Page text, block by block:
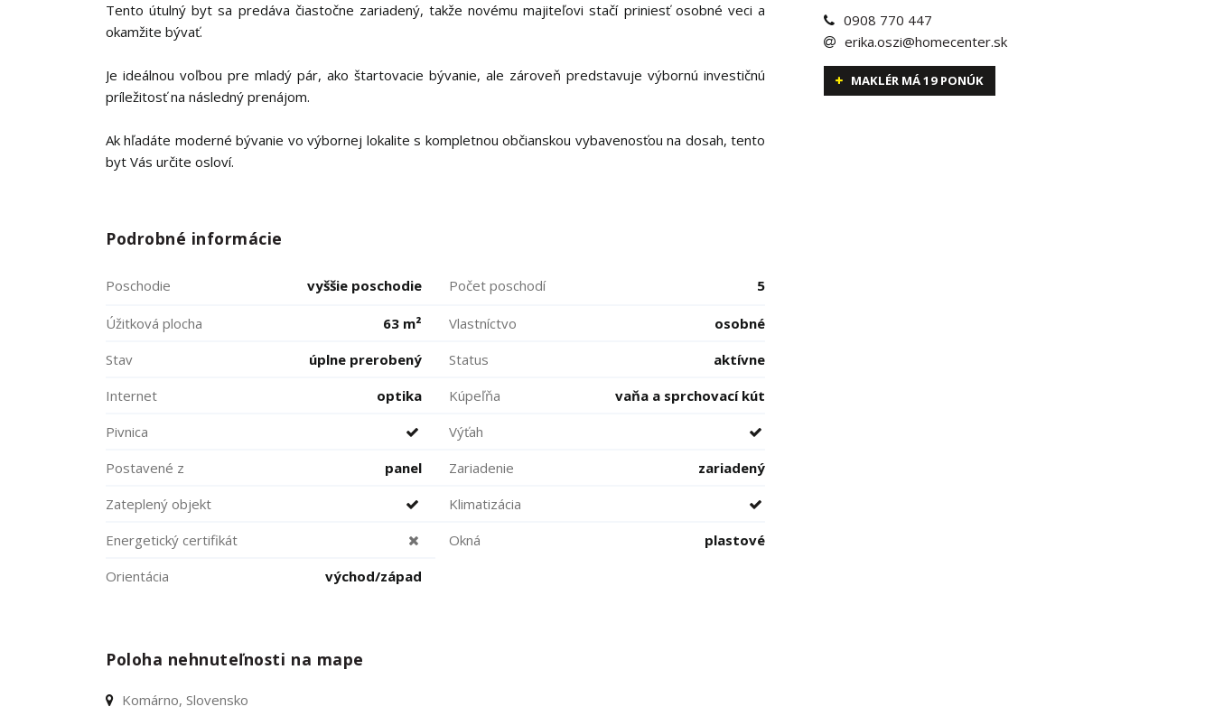
Tento útulný byt sa predáva čiastočne zariadený, takže novému majiteľovi stačí priniesť osobné veci a
okamžite bývať.
Je ideálnou voľbou pre mladý pár, ako štartovacie bývanie, ale zároveň predstavuje výbornú investičnú
príležitosť na následný prenájom.
Ak hľadáte moderné bývanie vo výbornej lokalite s kompletnou občianskou vybavenosťou na dosah, tento
byt Vás určite osloví.
Podrobné informácie
Poschodie vyššie poschodie Počet poschodí 5
Úžitková plocha 63 m² Vlastníctvo
osobné
Stav
úplne prerobený Status
aktívne
Internet
optika Kúpeľňa
vaňa a sprchovací kút
Pivnica
Výťah
Postavené z
panel Zariadenie
zariadený
Zateplený objekt
Klimatizácia
Energetický certifikát
Okná
plastové
Orientácia
východ/západ
Poloha nehnuteľnosti na mape
Komárno, Slovensko
0908 770 447
erika.oszi@homecenter.sk
MAKLÉR MÁ 19 PONÚK